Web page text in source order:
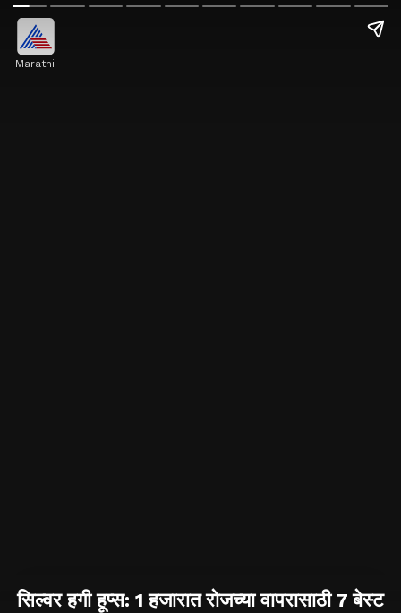
Marathi
सिल्वर हगी हूप्स: 1 हजारात रोजच्या वापरासाठी 7 बेस्ट